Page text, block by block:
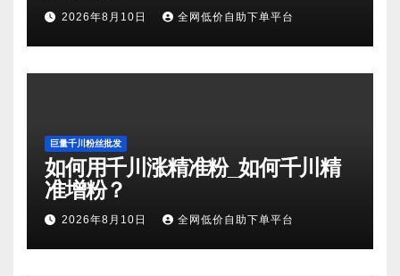
2026年8月10日 全网低价自助下单平台
巨量千川粉丝批发
如何用千川涨精准粉_如何千川精
准增粉？
2026年8月10日 全网低价自助下单平台